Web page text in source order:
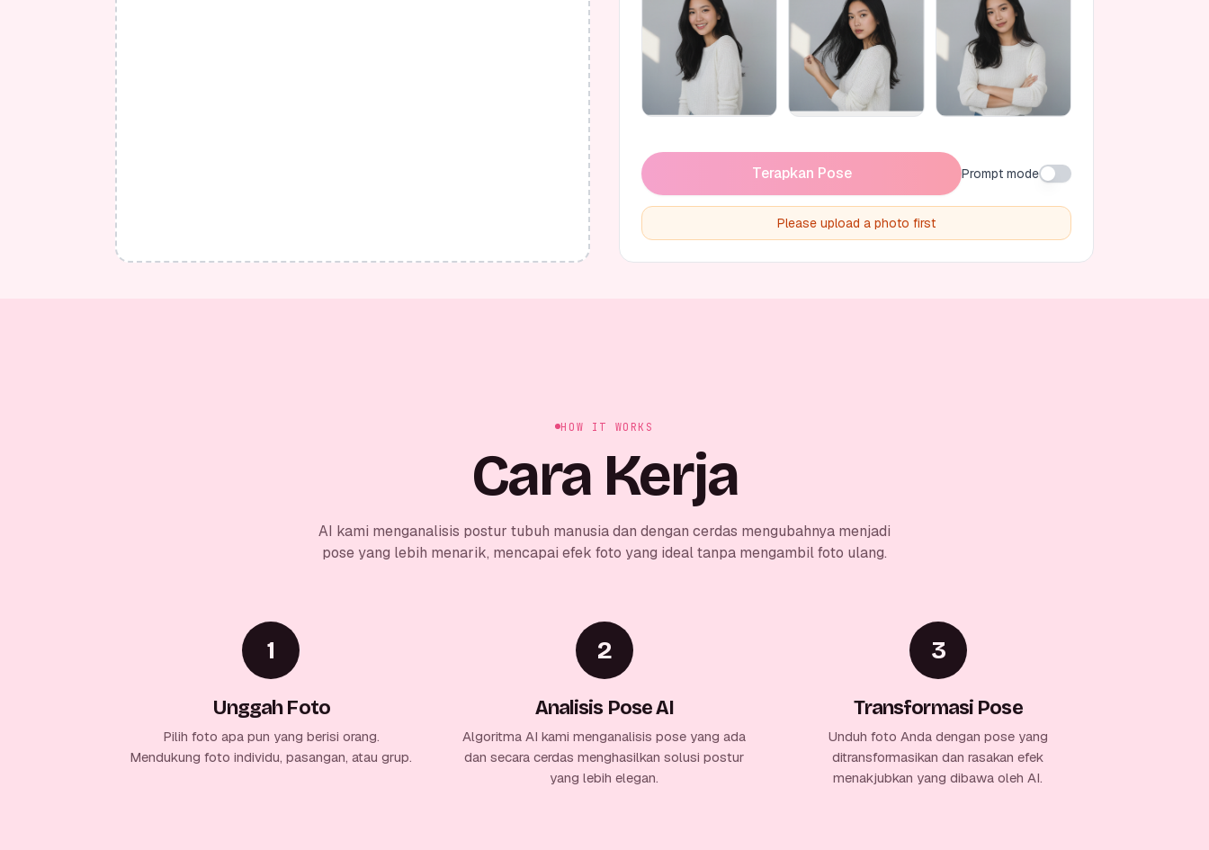
Terapkan Pose Prompt mode
Please upload a photo first
HOW IT WORKS
Cara Kerja
AI kami menganalisis postur tubuh manusia dan dengan cerdas mengubahnya menjadi
pose yang lebih menarik, mencapai efek foto yang ideal tanpa mengambil foto ulang.
1
Unggah Foto
Pilih foto apa pun yang berisi orang.
Mendukung foto individu, pasangan, atau grup.
2
Analisis Pose AI
Algoritma AI kami menganalisis pose yang ada
dan secara cerdas menghasilkan solusi postur
yang lebih elegan.
3
Transformasi Pose
Unduh foto Anda dengan pose yang
ditransformasikan dan rasakan efek
menakjubkan yang dibawa oleh AI.